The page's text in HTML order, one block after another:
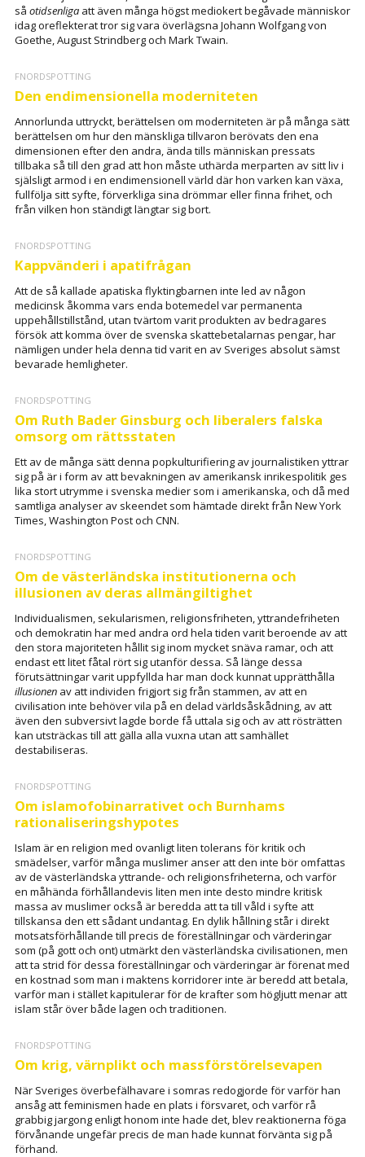
så otidsenliga att även många högst mediokert begåvade människor
idag oreflekterat tror sig vara överlägsna Johann Wolfgang von
Goethe, August Strindberg och Mark Twain.
FNORDSPOTTING
Den endimensionella moderniteten
Annorlunda uttryckt, berättelsen om moderniteten är på många sätt
berättelsen om hur den mänskliga tillvaron berövats den ena
dimensionen efter den andra, ända tills människan pressats
tillbaka så till den grad att hon måste uthärda merparten av sitt liv i
själsligt armod i en endimensionell värld där hon varken kan växa,
fullfölja sitt syfte, förverkliga sina drömmar eller finna frihet, och
från vilken hon ständigt längtar sig bort.
FNORDSPOTTING
Kappvänderi i apatifrågan
Att de så kallade apatiska flyktingbarnen inte led av någon
medicinsk åkomma vars enda botemedel var permanenta
uppehållstillstånd, utan tvärtom varit produkten av bedragares
försök att komma över de svenska skattebetalarnas pengar, har
nämligen under hela denna tid varit en av Sveriges absolut sämst
bevarade hemligheter.
FNORDSPOTTING
Om Ruth Bader Ginsburg och liberalers falska
omsorg om rättsstaten
Ett av de många sätt denna popkulturifiering av journalistiken yttrar
sig på är i form av att bevakningen av amerikansk inrikespolitik ges
lika stort utrymme i svenska medier som i amerikanska, och då med
samtliga analyser av skeendet som hämtade direkt från New York
Times, Washington Post och CNN.
FNORDSPOTTING
Om de västerländska institutionerna och
illusionen av deras allmängiltighet
Individualismen, sekularismen, religionsfriheten, yttrandefriheten
och demokratin har med andra ord hela tiden varit beroende av att
den stora majoriteten hållit sig inom mycket snäva ramar, och att
endast ett litet fåtal rört sig utanför dessa. Så länge dessa
förutsättningar varit uppfyllda har man dock kunnat upprätthålla
illusionen av att individen frigjort sig från stammen, av att en
civilisation inte behöver vila på en delad världsåskådning, av att
även den subversivt lagde borde få uttala sig och av att rösträtten
kan utsträckas till att gälla alla vuxna utan att samhället
destabiliseras.
FNORDSPOTTING
Om islamofobinarrativet och Burnhams
rationaliseringshypotes
Islam är en religion med ovanligt liten tolerans för kritik och
smädelser, varför många muslimer anser att den inte bör omfattas
av de västerländska yttrande- och religionsfriheterna, och varför
en måhända förhållandevis liten men inte desto mindre kritisk
massa av muslimer också är beredda att ta till våld i syfte att
tillskansa den ett sådant undantag. En dylik hållning står i direkt
motsatsförhållande till precis de föreställningar och värderingar
som (på gott och ont) utmärkt den västerländska civilisationen, men
att ta strid för dessa föreställningar och värderingar är förenat med
en kostnad som man i maktens korridorer inte är beredd att betala,
varför man i stället kapitulerar för de krafter som högljutt menar att
islam står över både lagen och traditionen.
FNORDSPOTTING
Om krig, värnplikt och massförstörelsevapen
När Sveriges överbefälhavare i somras redogjorde för varför han
ansåg att feminismen hade en plats i försvaret, och varför rå
grabbig jargong enligt honom inte hade det, blev reaktionerna föga
förvånande ungefär precis de man hade kunnat förvänta sig på
förhand.